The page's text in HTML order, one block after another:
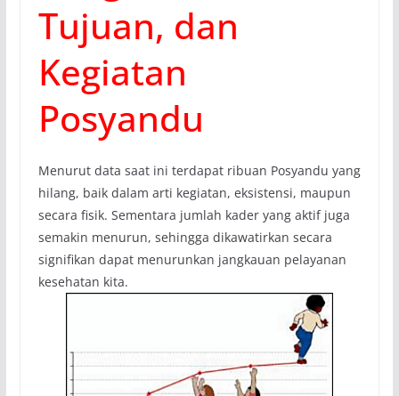
Tujuan, dan
Kegiatan
Posyandu
Menurut data saat ini terdapat ribuan Posyandu yang
hilang, baik dalam arti kegiatan, eksistensi, maupun
secara fisik. Sementara jumlah kader yang aktif juga
semakin menurun, sehingga dikawatirkan secara
signifikan dapat menurunkan jangkauan pelayanan
kesehatan kita.